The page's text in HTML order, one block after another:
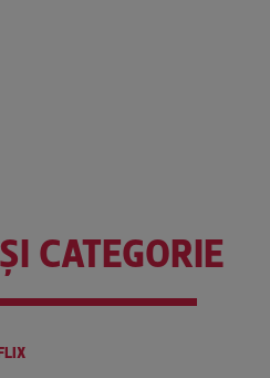
CATEGORIE